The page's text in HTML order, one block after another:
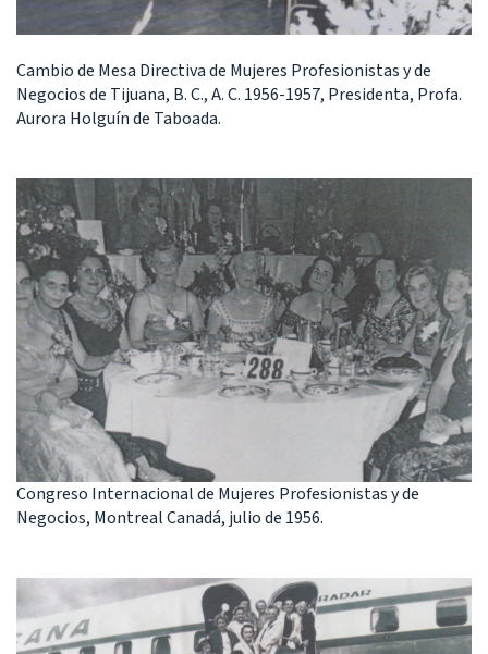
Cambio de Mesa Directiva de Mujeres Profesionistas y de
Negocios de Tijuana, B. C., A. C. 1956-1957, Presidenta, Profa.
Aurora Holguín de Taboada.
Congreso Internacional de Mujeres Profesionistas y de
Negocios, Montreal Canadá, julio de 1956.